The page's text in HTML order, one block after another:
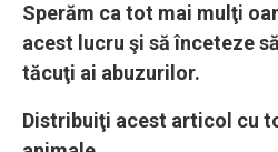
Sperăm ca tot mai mulţi
acest lucru şi să înceteze
tăcuţi ai abuzurilor.
Distribuiţi acest articol cu